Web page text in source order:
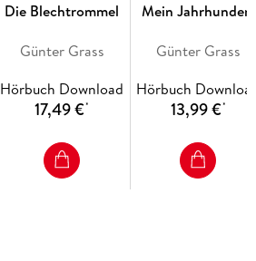
Die Blechtrommel
Günter Grass
Hörbuch Download
17,49 €*
Mein Jahrhundert
Günter Grass
Hörbuch
13,99 €*